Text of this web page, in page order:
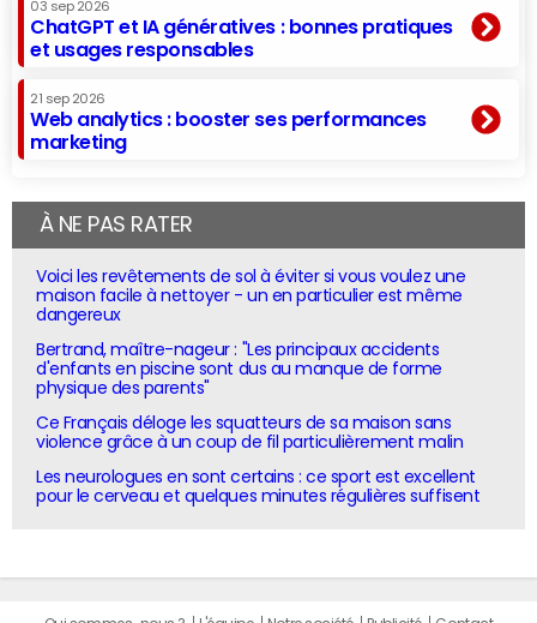
03 sep 2026
ChatGPT et IA génératives : bonnes pratiques
et usages responsables
21 sep 2026
Web analytics : booster ses performances
marketing
À NE PAS RATER
Voici les revêtements de sol à éviter si vous voulez une
maison facile à nettoyer - un en particulier est même
dangereux
Bertrand, maître-nageur : "Les principaux accidents
d'enfants en piscine sont dus au manque de forme
physique des parents"
Ce Français déloge les squatteurs de sa maison sans
violence grâce à un coup de fil particulièrement malin
Les neurologues en sont certains : ce sport est excellent
pour le cerveau et quelques minutes régulières suffisent